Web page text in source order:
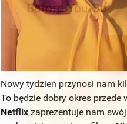
Nowy tydzień przynosi nam
To będzie dobry okres
Netflix zaprezentuje nam
Before You Go